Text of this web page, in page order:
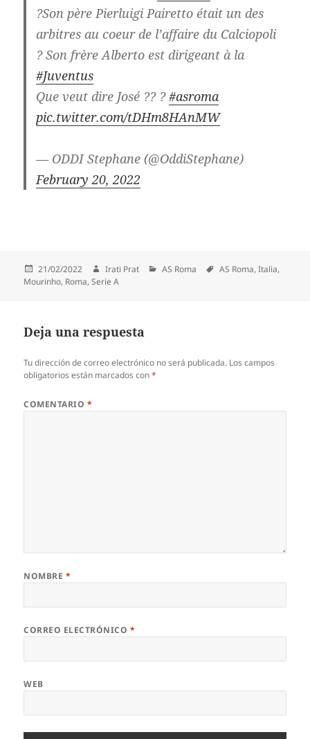
?Son père Pierluigi Pairetto était un des
arbitres au coeur de l’affaire du Calciopoli
? Son frère Alberto est dirigeant à la
#Juventus
Que veut dire José ?? ?#asroma
pic.twitter.com/tDHm8HAnMW
— ODDI Stephane (@OddiStephane)
February 20, 2022
Publicado
el
21/02/2022 Autor
Irati Prat Categorías
AS Roma Etiquetas
AS Roma,Italia,
Mourinho, Roma,Serie A
Deja una respuesta
Tu dirección de correo electrónico no será publicada. Los campos
obligatorios están marcados con*
COMENTARIO *
NOMBRE *
CORREO ELECTRÓNICO *
WEB